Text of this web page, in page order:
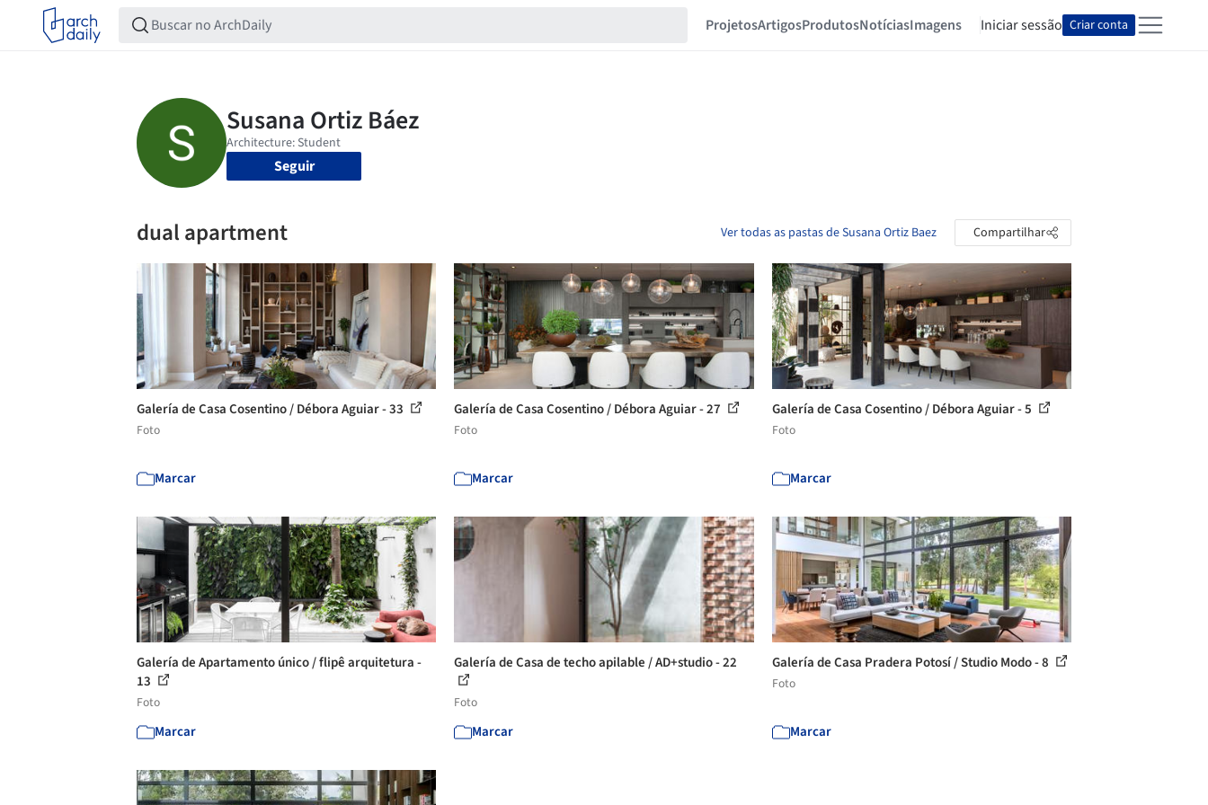
ProjetosArtigosProdutosNotíciasImagens Iniciar sessão Criar conta
Seguir
dual apartment Ver todas as pastas de Susana Ortiz Baez Compartilhar
Galería de Casa Cosentino / Débora Aguiar - 33
Foto
Marcar
Galería de Casa Cosentino / Débora Aguiar - 27
Foto
Marcar
Galería de Casa Cosentino / Débora Aguiar - 5
Foto
Marcar
Galería de Apartamento único / flipê arquitetura -
13
Foto
Marcar
Galería de Casa de techo apilable / AD+studio - 22
Foto
Marcar
Galería de Casa Pradera Potosí / Studio Modo - 8
Foto
Marcar